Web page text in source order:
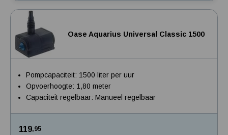
Oase Aquarius Universal Classic 1500
Pompcapaciteit: 1500 liter per uur
Opvoerhoogte: 1,80 meter
Capaciteit regelbaar: Manueel regelbaar
119,95